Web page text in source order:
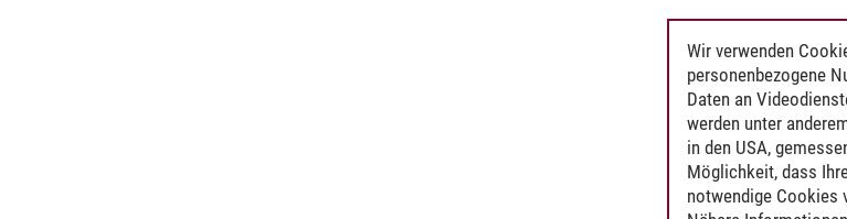
Wir verwenden
personenbezogene
Daten an
werden unter
in den USA,
Möglichkeit, dass
notwendige Cookies